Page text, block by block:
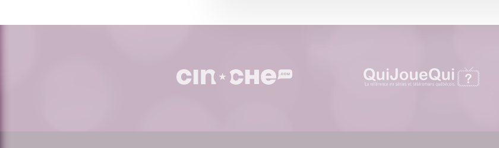
cinoche.com
quijouequi.com